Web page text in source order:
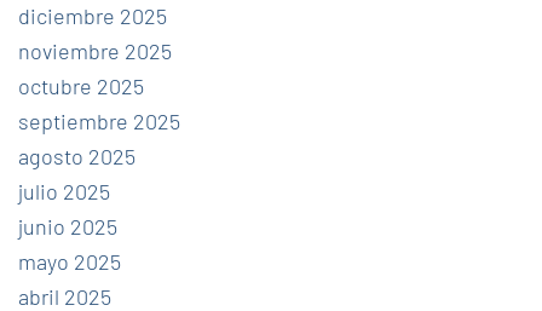
diciembre 2025
noviembre 2025
octubre 2025
septiembre 2025
agosto 2025
julio 2025
junio 2025
mayo 2025
abril 2025